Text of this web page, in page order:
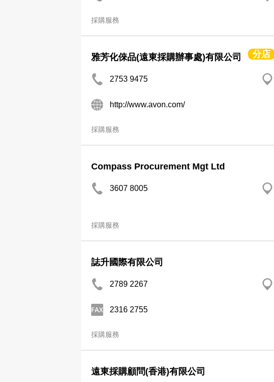
採購服務
雅芳化倈品(遠東採購辦事處)有限公司 分店
2753 9475
http://www.avon.com/
採購服務
Compass Procurement Mgt Ltd
3607 8005
採購服務
誌升國際有限公司
2789 2267
2316 2755
採購服務
遠東採購顧問(香港)有限公司